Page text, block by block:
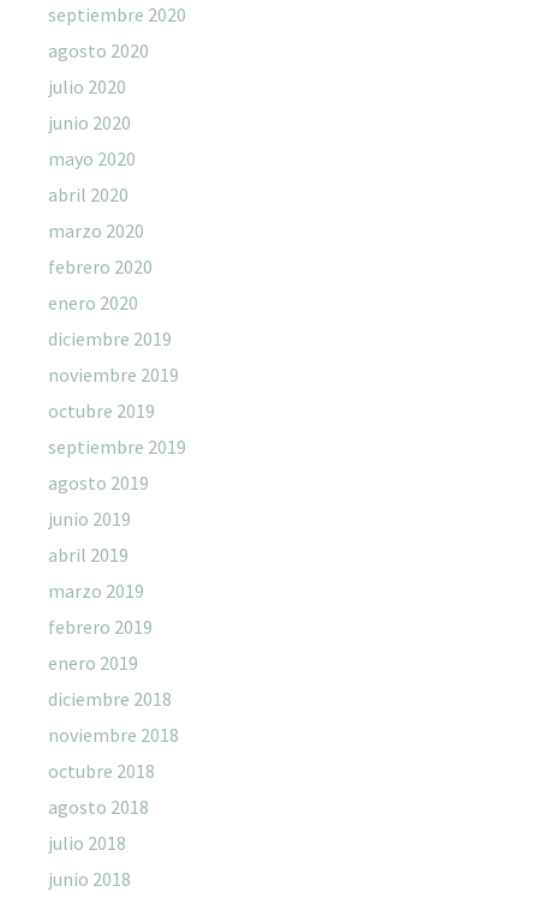
septiembre 2020
agosto 2020
julio 2020
junio 2020
mayo 2020
abril 2020
marzo 2020
febrero 2020
enero 2020
diciembre 2019
noviembre 2019
octubre 2019
septiembre 2019
agosto 2019
junio 2019
abril 2019
marzo 2019
febrero 2019
enero 2019
diciembre 2018
noviembre 2018
octubre 2018
agosto 2018
julio 2018
junio 2018